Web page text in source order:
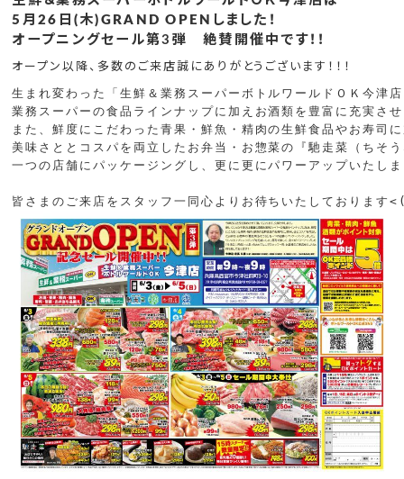
5月26日(木)GRAND OPENしました！
オープニングセール第3弾 絶賛開催中です！！
オープン以降、多数のご来店誠にありがとうございます！！！
生まれ変わった「生鮮＆業務スーパーボトルワールドＯＫ今津
業務スーパーの食品ラインナップに加えお酒類を豊富に充実さ
また、鮮度にこだわった青果・鮮魚・精肉の生鮮食品やお寿司
美味さととコスパを両立したお弁当・お惣菜の『馳走菜（ちそ
一つの店舗にパッケージングし、更に更にパワーアップいた